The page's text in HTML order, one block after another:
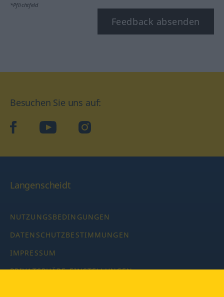
*Pflichtfeld
Feedback absenden
Besuchen Sie uns auf:
facebookYouTube Instagram
Langenscheidt
NUTZUNGSBEDINGUNGEN
DATENSCHUTZBESTIMMUNGEN
IMPRESSUM
PRIVATSPHÄRE-EINSTELLUNGEN